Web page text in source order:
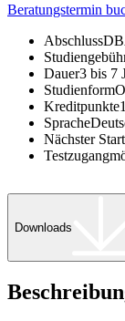
Beratungstermin
Abschluss
Dauer3 bis 7
Studienform
Kreditpunkte
Sprache
Nächster Start
Testzugang
Downloads